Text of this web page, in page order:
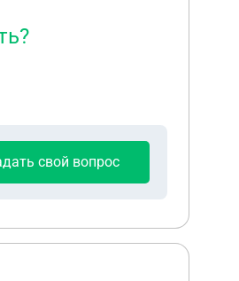
свой вопрос